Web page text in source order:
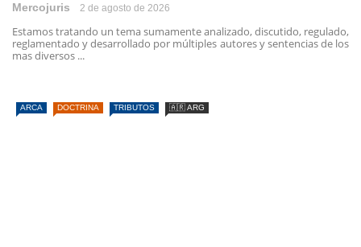
Mercojuris 2 de agosto de 2026
Estamos tratando un tema sumamente analizado, discutido, regulado,
reglamentado y desarrollado por múltiples autores y sentencias de los
mas diversos ...
ARCA DOCTRINA TRIBUTOS 🇦🇷 ARG